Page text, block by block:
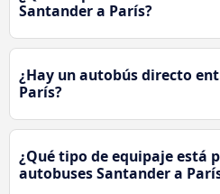
Santander a París?
¿Hay un autobús directo
París?
¿Qué tipo de equipaje está
autobuses Santander a